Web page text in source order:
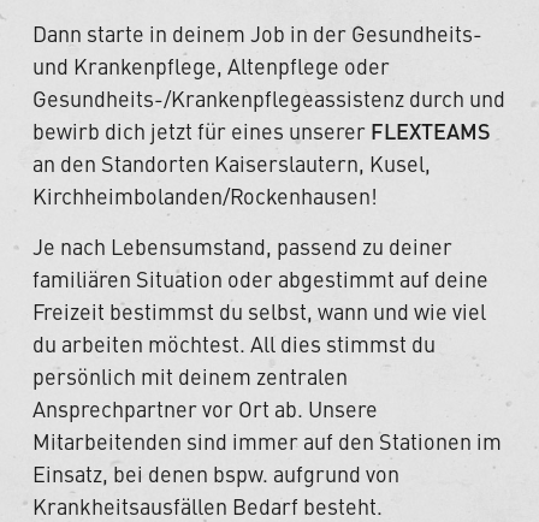
Dann starte in deinem Job in der Gesundheits-
und Krankenpflege, Altenpflege oder
Gesundheits-/Krankenpflegeassistenz durch und
bewirb dich jetzt für eines unserer FLEXTEAMS
an den Standorten Kaiserslautern, Kusel,
Kirchheimbolanden/Rockenhausen!
Je nach Lebensumstand, passend zu deiner
familiären Situation oder abgestimmt auf deine
Freizeit bestimmst du selbst, wann und wie viel
du arbeiten möchtest. All dies stimmst du
persönlich mit deinem zentralen
Ansprechpartner vor Ort ab. Unsere
Mitarbeitenden sind immer auf den Stationen im
Einsatz, bei denen bspw. aufgrund von
Krankheitsausfällen Bedarf besteht.